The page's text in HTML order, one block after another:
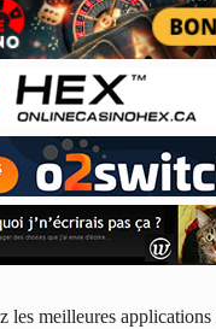
les meilleures